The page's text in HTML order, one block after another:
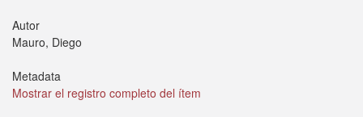
Autor
Mauro, Diego
Metadata
Mostrar el registro completo del ítem